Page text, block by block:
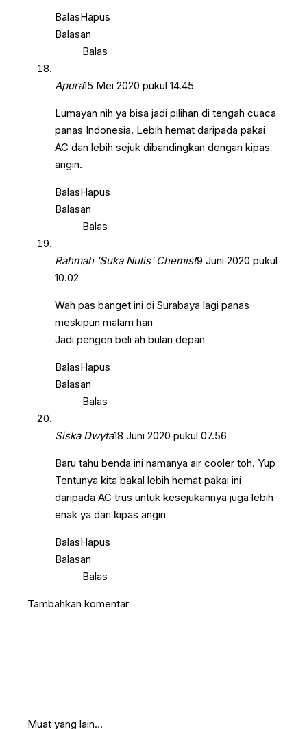
BalasHapus
Balasan
Balas
Apura15 Mei 2020 pukul 14.45
Lumayan nih ya bisa jadi pilihan di tengah cuaca
panas Indonesia. Lebih hemat daripada pakai
AC dan lebih sejuk dibandingkan dengan kipas
angin.
BalasHapus
Balasan
Balas
Rahmah 'Suka Nulis' Chemist9 Juni 2020 pukul
10.02
Wah pas banget ini di Surabaya lagi panas
meskipun malam hari
Jadi pengen beli ah bulan depan
BalasHapus
Balasan
Balas
Siska Dwyta18 Juni 2020 pukul 07.56
Baru tahu benda ini namanya air cooler toh. Yup
Tentunya kita bakal lebih hemat pakai ini
daripada AC trus untuk kesejukannya juga lebih
enak ya dari kipas angin
BalasHapus
Balasan
Balas
Tambahkan komentar
Muat yang lain...